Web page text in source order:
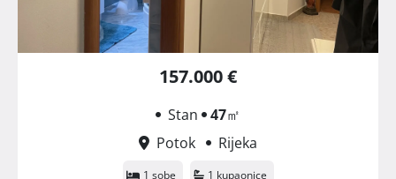
157.000 €
Stan 47㎡
Potok
Rijeka
1 sobe 1 kupaonice